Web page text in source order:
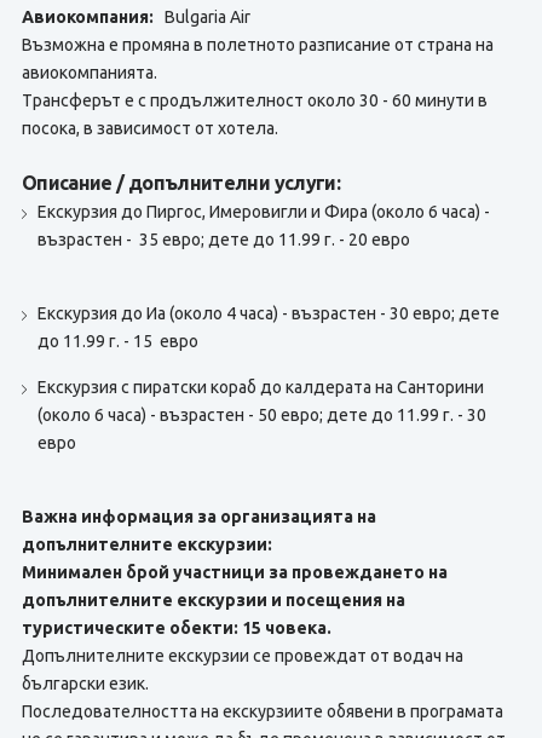
Авиокомпания: Bulgaria Air
Възможна е промяна в полетното разписание от страна на
авиокомпанията.
Tрансферът е с продължителност около 30 - 60 минути в
посока, в зависимост от хотела.
Описание / допълнителни услуги:
Екскурзия до Пиргос, Имеровигли и Фира (около 6 часа) -
възрастен - 35 евро; дете до 11.99 г. - 20 евро
Eкскурзия до Иа (около 4 часа) - възрастен - 30 евро; дете
до 11.99 г. - 15 евро
Екскурзия с пиратски кораб до калдерата на Санторини
(около 6 часа) - възрастен - 50 евро; дете до 11.99 г. - 30
евро
Важна информация за организацията на
допълнителните екскурзии:
Минимален брой участници за провеждането на
допълнителните екскурзии и посещения на
туристическите обекти: 15 човека.
Допълнителните екскурзии се провеждат от водач на
български език.
Последователността на екскурзиите обявени в програмата